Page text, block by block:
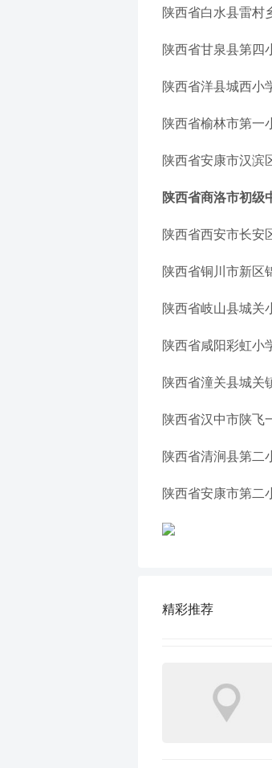
陕西省白水县雷村
陕西省甘泉县第四
陕西省洋县城西小
陕西省榆林市第一
陕西省安康市汉滨
陕西省商洛市初级
陕西省西安市长安
陕西省铜川市新区
陕西省岐山县城关
陕西省咸阳彩虹小
陕西省潼关县城关
陕西省汉中市陕飞
陕西省清涧县第二
陕西省安康市第二
精彩推荐